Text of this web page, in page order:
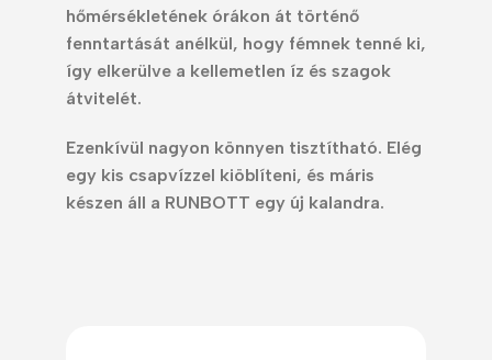
hőmérsékletének órákon át történő
fenntartását anélkül, hogy fémnek tenné ki,
így elkerülve a kellemetlen íz és szagok
átvitelét.
Ezenkívül nagyon könnyen tisztítható. Elég
egy kis csapvízzel kiöblíteni, és máris
készen áll a RUNBOTT egy új kalandra.